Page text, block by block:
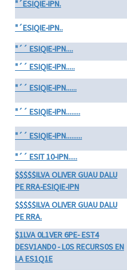
"´ESIQIE-IPN.
"´ESIQIE-IPN..
"´´ ESIQIE-IPN....
"´´ ESIQIE-IPN.....
"´´ ESIQIE-IPN......
"´´ ESIQIE-IPN........
"´´ ESIQIE-IPN.........
"´´ ESIT 10-IPN.....
$$$$$ILVA OLIVER GUAU DALU
PE RRA-ESIQIE-IPN
$$$$$ILVA OLIVER GUAU DALU
PE RRA.
$1LVA 0L1VER 6PE- EST4
DESV1AND0 - L0S RECURS0S EN
LA ES1Q1E